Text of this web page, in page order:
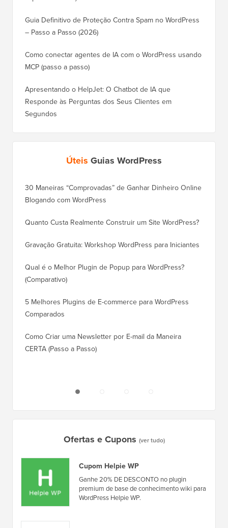
Guia Definitivo de Proteção Contra Spam no WordPress
– Passo a Passo (2026)
Como conectar agentes de IA com o WordPress usando
MCP (passo a passo)
Apresentando o HelpJet: O Chatbot de IA que
Responde às Perguntas dos Seus Clientes em
Segundos
Úteis Guias WordPress
30 Maneiras “Comprovadas” de Ganhar Dinheiro Online
Blogando com WordPress
Quanto Custa Realmente Construir um Site WordPress?
Gravação Gratuita: Workshop WordPress para Iniciantes
Qual é o Melhor Plugin de Popup para WordPress?
(Comparativo)
5 Melhores Plugins de E-commerce para WordPress
Comparados
Como Criar uma Newsletter por E-mail da Maneira
CERTA (Passo a Passo)
Ofertas e Cupons (ver tudo)
Cupom Helpie WP
Ganhe 20% DE DESCONTO no plugin
premium de base de conhecimento wiki para
WordPress Helpie WP.